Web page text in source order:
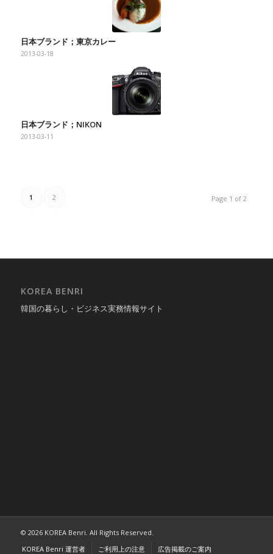
日本ブランド；東京カレー
2013-03-18
日本ブランド；NIKON
2013-03-11
Page 1 of 2
1 2
KOREA BENRI
韓国の暮らし・ビジネス実務情報サイト
© 2026 KOREA Benri. All Rights Reserved.
KOREA Benri 運営者
ご利用上の注意 広告掲載のご案内